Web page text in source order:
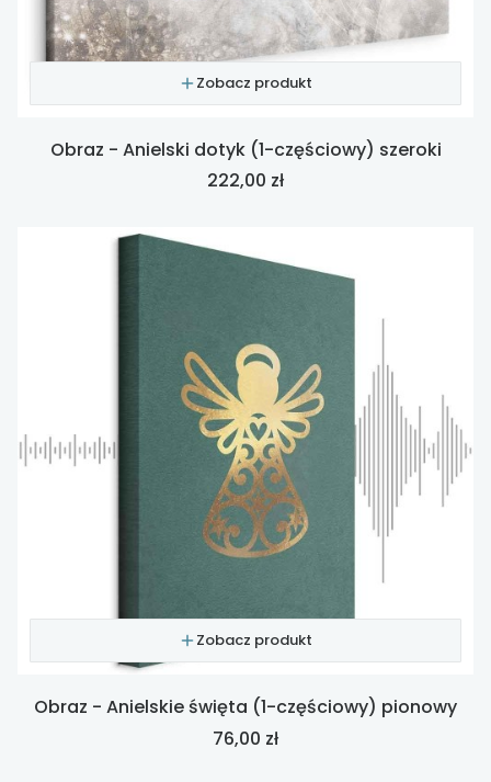
Zobacz produkt
Obraz - Anielski dotyk (1-częściowy) szeroki
Cena
222,00 zł
Zobacz produkt
Obraz - Anielskie święta (1-częściowy) pionowy
Cena
76,00 zł